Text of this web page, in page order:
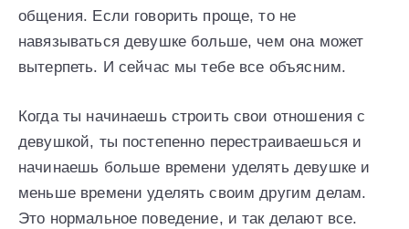
общения. Если говорить проще, то не
навязываться девушке больше, чем она может
вытерпеть. И сейчас мы тебе все объясним.
Когда ты начинаешь строить свои отношения с
девушкой, ты постепенно перестраиваешься и
начинаешь больше времени уделять девушке и
меньше времени уделять своим другим делам.
Это нормальное поведение, и так делают все.